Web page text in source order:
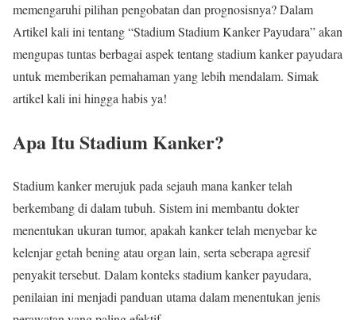
memengaruhi pilihan pengobatan dan prognosisnya? Dalam
Artikel kali ini tentang “Stadium Stadium Kanker Payudara” akan
mengupas tuntas berbagai aspek tentang stadium kanker payudara
untuk memberikan pemahaman yang lebih mendalam. Simak
artikel kali ini hingga habis ya!
Apa Itu Stadium Kanker?
Stadium kanker merujuk pada sejauh mana kanker telah
berkembang di dalam tubuh. Sistem ini membantu dokter
menentukan ukuran tumor, apakah kanker telah menyebar ke
kelenjar getah bening atau organ lain, serta seberapa agresif
penyakit tersebut. Dalam konteks stadium kanker payudara,
penilaian ini menjadi panduan utama dalam menentukan jenis